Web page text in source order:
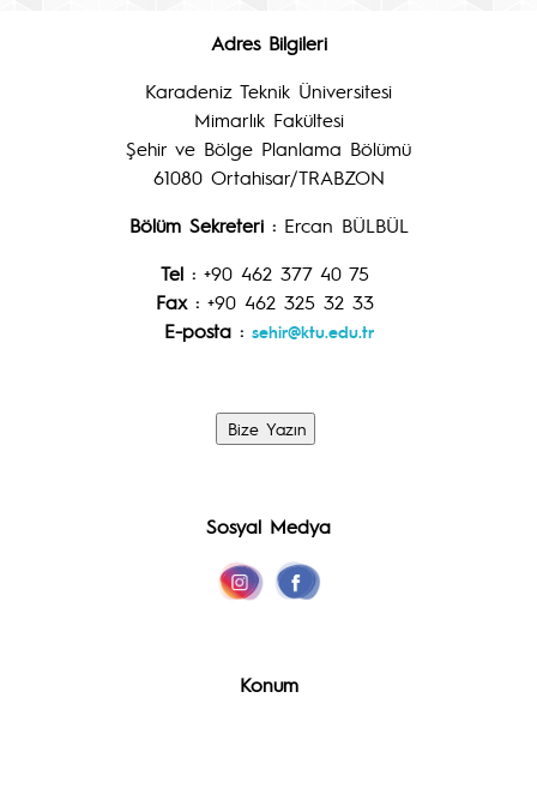
Adres Bilgileri
Karadeniz Teknik Üniversitesi
Mimarlık Fakültesi
Şehir ve Bölge Planlama Bölümü
61080 Ortahisar/TRABZON
Bölüm Sekreteri :Ercan BÜLBÜL
Tel :+90 462 377 40 75
Fax :+90 462 325 32 33
E-posta : sehir@ktu.edu.tr
Sosyal Medya
Konum